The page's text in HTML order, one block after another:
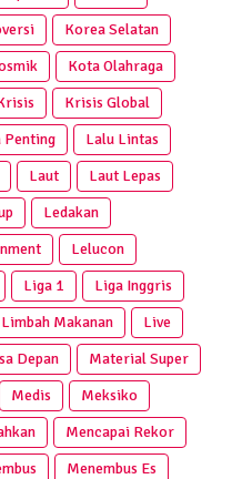
Korea Selatan
Kota Olahraga
Krisis Global
Penting
Lalu Lintas
Laut
Laut Lepas
Ledakan
Lelucon
Liga 1
Liga Inggris
Limbah Makanan
Live
Depan
Material Super
Medis
Meksiko
Mencapai Rekor
Menembus Es